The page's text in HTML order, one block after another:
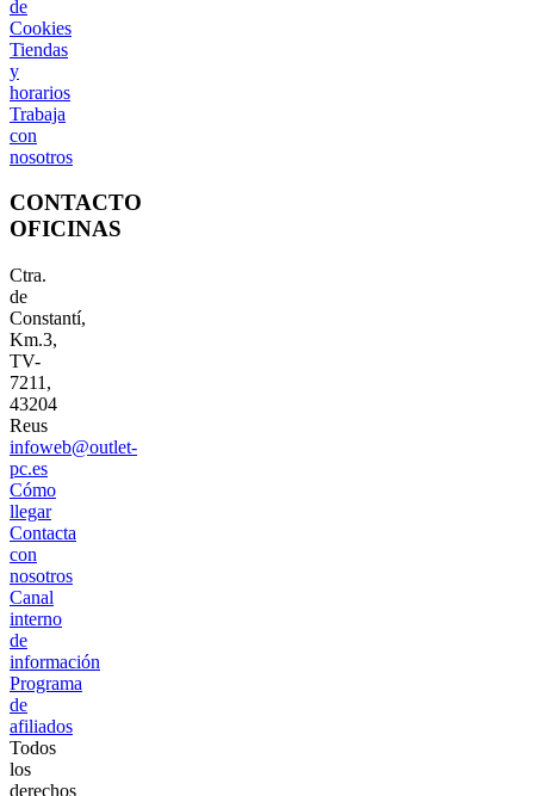
de
Cookies
Tiendas
y
horarios
Trabaja
con
nosotros
CONTACTO
OFICINAS
Ctra.
de
Constantí,
Km.3,
TV-
7211,
43204
Reus
infoweb@outlet-
pc.es
Cómo
llegar
Contacta
con
nosotros
Canal
interno
de
información
Programa
de
afiliados
Todos
los
derechos